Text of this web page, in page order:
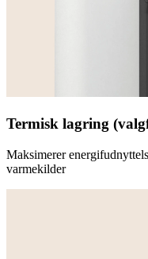
Termisk lagring
Maksimerer
varmekilder